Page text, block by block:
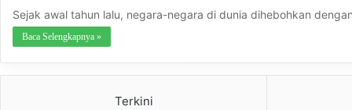
Sejak awal tahun lalu, negara-negara di dunia dihebohkan
Baca Selengkapnya »
Terkini